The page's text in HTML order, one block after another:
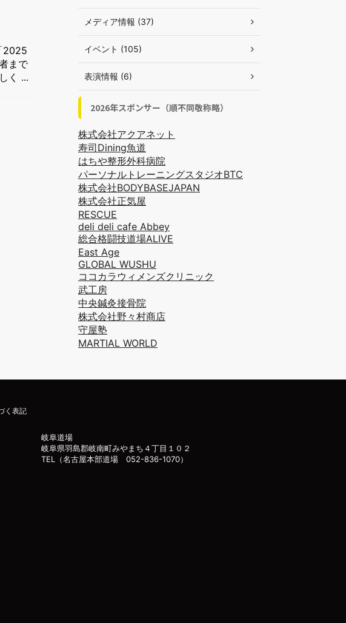
2025
まで
く ...
メディア情報 (37)
イベント (105)
表演情報 (6)
2026年スポンサー（順不同敬称略）
株式会社アクアネット
寿司Dining魚道
はちや整形外科病院
パーソナルトレーニングスタジオBTC
株式会社BODYBASEJAPAN
株式会社正気屋
RESCUE
deli deli cafe Abbey
総合格闘技道場ALIVE
East Age
GLOBAL WUSHU
ココカラウィメンズクリニック
武工房
中央鍼灸接骨院
株式会社野々村商店
守屋塾
MARTIAL WORLD
く表記
岐阜道場
岐阜県羽島郡岐南町みやまち４丁目１０２
TEL（名古屋本部道場 052-836-1070）